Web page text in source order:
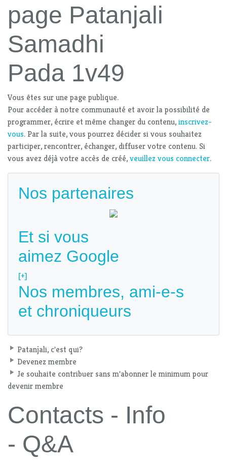
page Patanjali
Samadhi
Pada 1v49
Vous êtes sur une page publique.
Pour accéder à notre communauté et avoir la possibilité de
programmer, écrire et même changer du contenu,inscrivez-
vous. Par la suite, vous pourrez décider si vous souhaitez
participer, rencontrer, échanger, diffuser votre contenu. Si
vous avez déjà votre accès de créé,veuillez vous connecter.
Nos partenaires
Et si vous
aimez Google
[+]
Nos membres, ami-e-s
et chroniqueurs
Patanjali, c'est qui?
Devenez membre
Je souhaite contribuer sans m'abonner le minimum pour
devenir membre
Contacts - Info
- Q&A